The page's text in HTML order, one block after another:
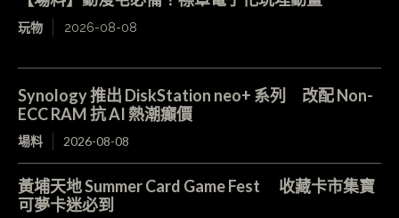
玩物 2026-08-08
Synology 推出 DiskStation neo+ 系列 改配 Non-
ECC RAM 抗 AI 熱潮癲價
場料 2026-08-08
黃埔天地 Summer Card Game Fest 收藏卡市集寶
可夢卡迷必到